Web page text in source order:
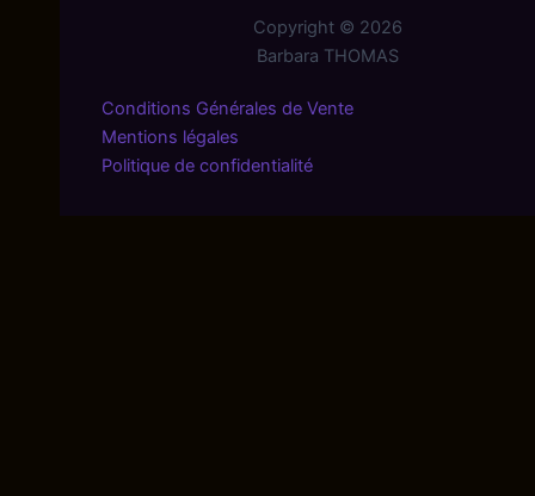
Copyright © 2026
Barbara THOMAS
Conditions Générales de Vente
Mentions légales
Politique de confidentialité